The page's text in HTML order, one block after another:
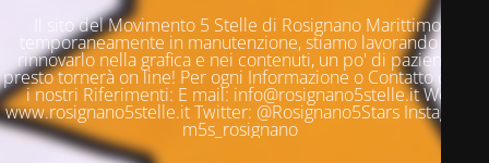
Il sito del Movimento 5 Stelle di Rosignano Marittimo è
temporaneamente in manutenzione, stiamo lavorando per
rinnovarlo nella grafica e nei contenuti, un po' di pazienza e
presto tornerà on line! Per ogni Informazione o Contatto questi
i nostri Riferimenti: E mail: info@rosignano5stelle.it Web:
www.rosignano5stelle.it Twitter: @Rosignano5Stars Instagram:
m5s_rosignano